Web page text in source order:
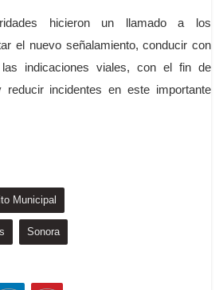
hicieron un llamado a los
el nuevo señalamiento, conducir con
indicaciones viales, con el fin de
incidentes en este importante
Municipal
Sonora